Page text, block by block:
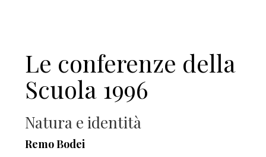
Le conferenze della
Scuola 1996
Natura e identità
Remo Bodei